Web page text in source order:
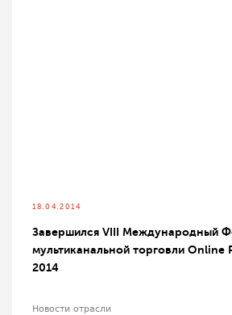
18.04.2014
Завершился VIII Международный
мультиканальной торговли Online
2014
Новости отрасли